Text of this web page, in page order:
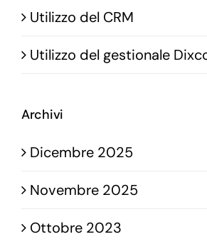
Utilizzo del CRM
Utilizzo del gestionale
Archivi
Dicembre 2025
Novembre 2025
Ottobre 2023